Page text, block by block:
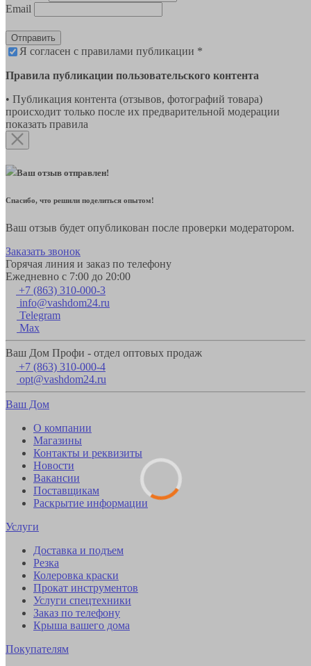
Email
Отправить
Я согласен с правилами публикации *
Правила публикации пользовательского контента
• Публикация контента (отзывов, фотографий товара)
происходит только после их предварительной модерации
показать правила
Ваш отзыв отправлен!
Спасибо, что решили поделиться опытом!
Ваш отзыв будет опубликован после проверки модератором.
Заказать звонок
Горячая линия и заказ по телефону
Ежедневно с 7:00 до 20:00
+7 (863) 310-000-3
info@vashdom24.ru
Telegram
Max
Ваш Дом Профи - отдел оптовых продаж
+7 (863) 310-000-4
opt@vashdom24.ru
Ваш Дом
О компании
Магазины
Контакты и реквизиты
Новости
Вакансии
Поставщикам
Раскрытие информации
Услуги
Доставка и подъем
Резка
Колеровка краски
Прокат инструментов
Услуги спецтехники
Заказ по телефону
Крыша вашего дома
Покупателям